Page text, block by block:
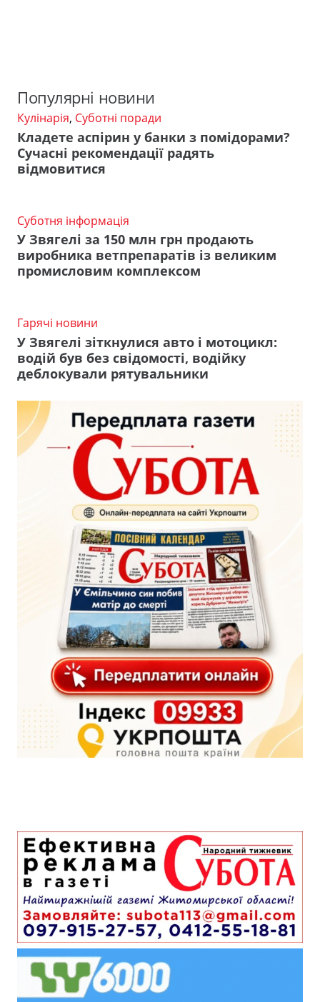
Популярні новини
Кулінарія, Суботні поради
Кладете аспірин у банки з помідорами?
Сучасні рекомендації радять
відмовитися
Суботня інформація
У Звягелі за 150 млн грн продають
виробника ветпрепаратів із великим
промисловим комплексом
Гарячі новини
У Звягелі зіткнулися авто і мотоцикл:
водій був без свідомості, водійку
деблокували рятувальники